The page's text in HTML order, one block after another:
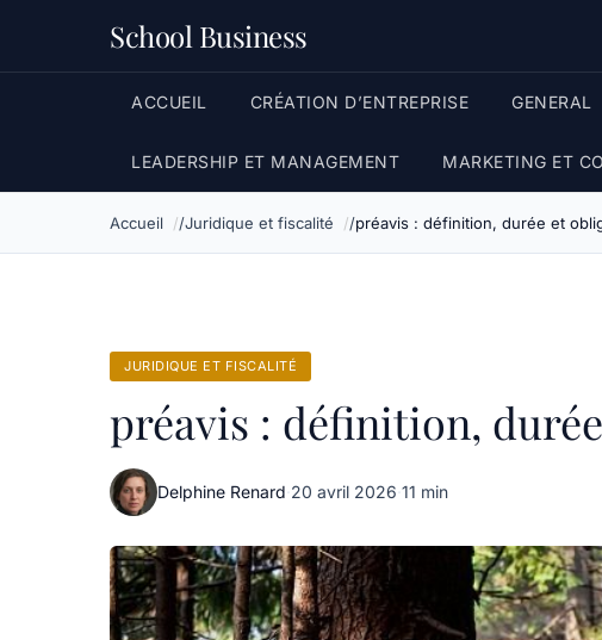
School Business
ACCUEIL CRÉATION D’ENTREPRISE GENERAL
LEADERSHIP ET MANAGEMENT MARKETING ET
Accueil Juridique et fiscalité préavis : définition, durée et
JURIDIQUE ET FISCALITÉ
préavis : définition,
Delphine Renard·20 avril 2026·11 min